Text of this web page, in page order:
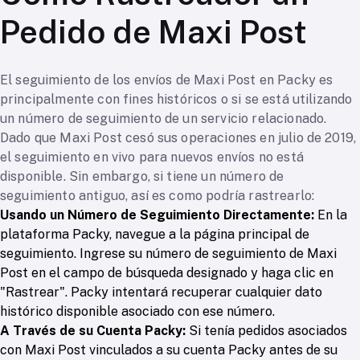
Pedido de Maxi Post
El seguimiento de los envíos de Maxi Post en Packy es
principalmente con fines históricos o si se está utilizando
un número de seguimiento de un servicio relacionado.
Dado que Maxi Post cesó sus operaciones en julio de 2019,
el seguimiento en vivo para nuevos envíos no está
disponible. Sin embargo, si tiene un número de
seguimiento antiguo, así es como podría rastrearlo:
Usando un Número de Seguimiento Directamente: En la
plataforma Packy, navegue a la página principal de
seguimiento. Ingrese su número de seguimiento de Maxi
Post en el campo de búsqueda designado y haga clic en
"Rastrear". Packy intentará recuperar cualquier dato
histórico disponible asociado con ese número.
A Través de su Cuenta Packy: Si tenía pedidos asociados
con Maxi Post vinculados a su cuenta Packy antes de su